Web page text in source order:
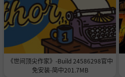
《世间顶尖作家》-Build 24586298官中
免安装-简中201.7MB